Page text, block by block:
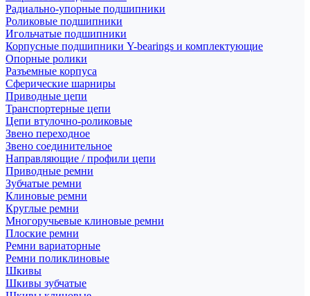
Радиально-упорные подшипники
Роликовые подшипники
Игольчатые подшипники
Корпусные подшипники Y-bearings и комплектующие
Опорные ролики
Разъемные корпуса
Сферические шарниры
Приводные цепи
Транспортерные цепи
Цепи втулочно-роликовые
Звено переходное
Звено соединительное
Направляющие / профили цепи
Приводные ремни
Зубчатые ремни
Клиновые ремни
Круглые ремни
Многоручьевые клиновые ремни
Плоские ремни
Ремни вариаторные
Ремни поликлиновые
Шкивы
Шкивы зубчатые